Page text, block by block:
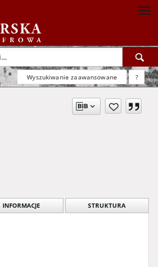
Wyszukiwanie zaawansowane ?
INFORMACJE STRUKTURA